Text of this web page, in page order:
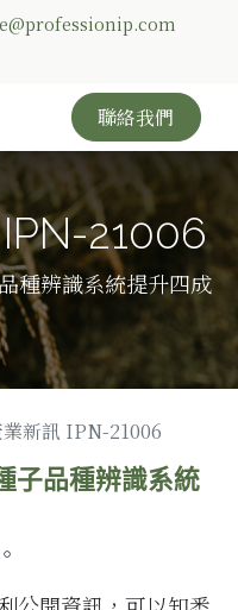
聯絡我們
21006
種辨識系統提升四成
新訊 IPN-21006
子品種辨識系統